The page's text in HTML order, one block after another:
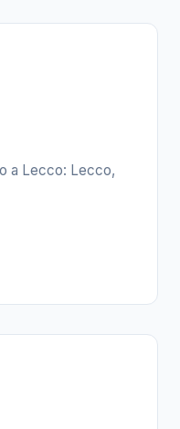
a Lecco: Lecco,